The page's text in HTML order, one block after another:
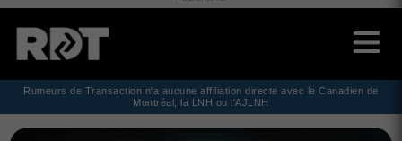
Rumeurs de Transaction n'a aucune affiliation directe avec le Canadien de
Montréal, la LNH ou l'AJLNH